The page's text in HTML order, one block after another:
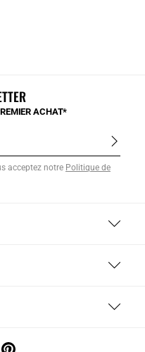
ACHAT*
acceptez notre Politique de